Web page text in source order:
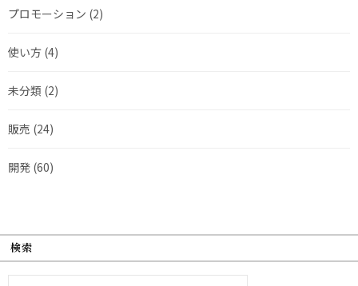
プロモーション (2)
使い方 (4)
未分類 (2)
販売 (24)
開発 (60)
検索